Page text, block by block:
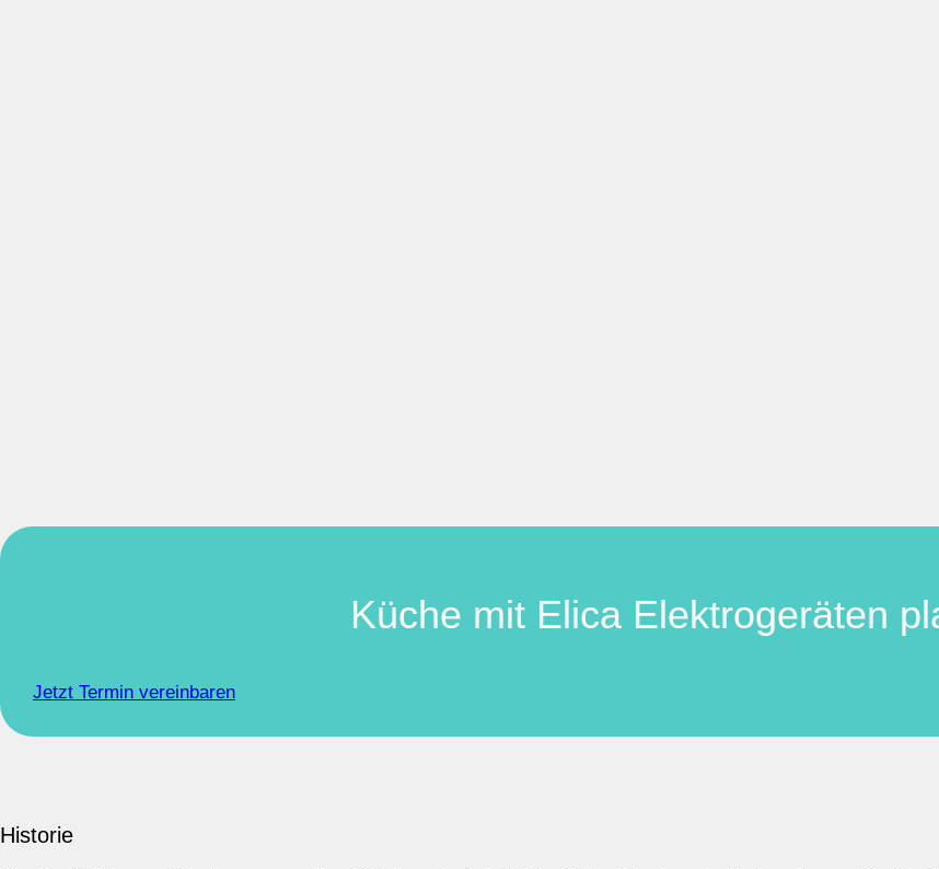
Küche mit Elica Elektrogeräten
Jetzt Termin vereinbaren
Historie